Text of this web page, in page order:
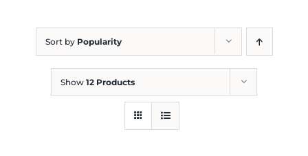
Sort by Popularity
Show 12 Products